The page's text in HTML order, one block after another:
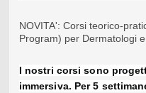
NOVITA': Corsi teorico-
Program) per Dermatologi
I nostri corsi sono
immersiva. Per 5